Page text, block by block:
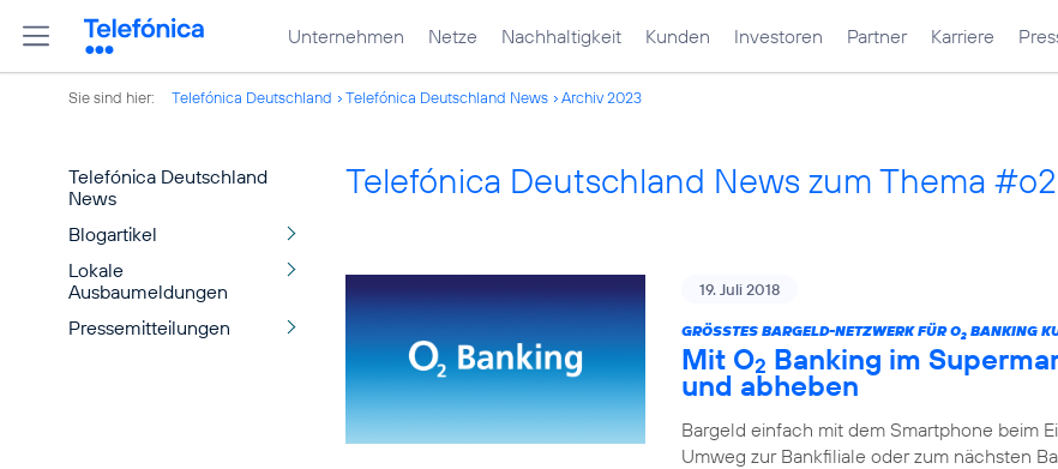
Unternehmen Netze Nachhaltigkeit Kunden Investoren Partner Karriere
Sie sind hier: Telefónica Deutschland Telefónica Deutschland News Archiv 2023
Telefónica Deutschland
News
Blogartikel
Lokale
Ausbaumeldungen
Pressemitteilungen
Telefónica Deutschland News zum Thema
19. Juli 2018
GRÖSSTES BARGELD-NETZWERK FÜR O 2 BANKING
Mit O2 Banking im
und abheben
Bargeld einfach mit dem Smartphone beim
Umweg zur Bankfiliale oder zum nächsten